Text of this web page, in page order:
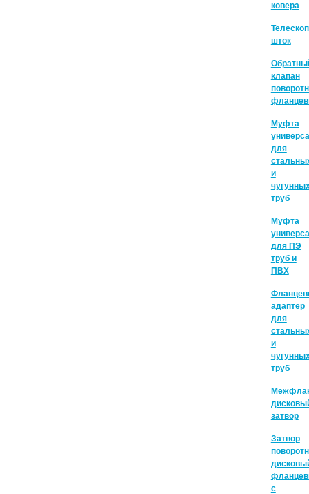
ковера
шток
клапан
Муфта
для
и
труб
Муфта
для ПЭ
труб и
ПВХ
адаптер
для
и
труб
затвор
Затвор
с